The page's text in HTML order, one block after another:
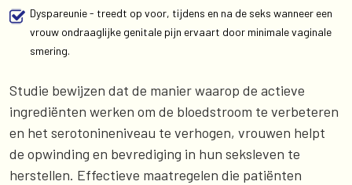
Dyspareunie - treedt op voor, tijdens en na de seks wanneer een
vrouw ondraaglijke genitale pijn ervaart door minimale vaginale
smering.
Studie bewijzen dat de manier waarop de actieve
ingrediënten werken om de bloedstroom te verbeteren
en het serotonineniveau te verhogen, vrouwen helpt
de opwinding en bevrediging in hun seksleven te
herstellen. Effectieve maatregelen die patiënten